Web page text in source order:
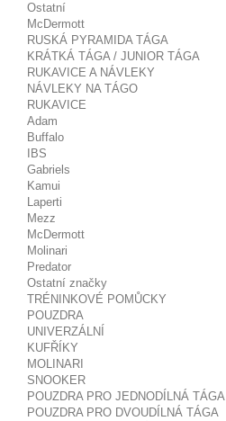
Ostatní
McDermott
RUSKÁ PYRAMIDA TÁGA
KRÁTKÁ TÁGA / JUNIOR TÁGA
RUKAVICE A NÁVLEKY
NÁVLEKY NA TÁGO
RUKAVICE
Adam
Buffalo
IBS
Gabriels
Kamui
Laperti
Mezz
McDermott
Molinari
Predator
Ostatní značky
TRÉNINKOVÉ POMŮCKY
POUZDRA
UNIVERZÁLNÍ
KUFŘÍKY
MOLINARI
SNOOKER
POUZDRA PRO JEDNODÍLNÁ TÁGA
POUZDRA PRO DVOUDÍLNÁ TÁGA